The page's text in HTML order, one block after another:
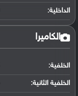
الداخلية:
الكاميرا
الخلفية:
الخلفية الثانية: